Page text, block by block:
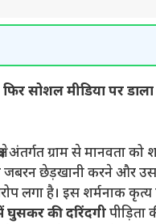
सोशल मीडिया पर
अंतर्गत ग्राम से मानवता
जबरन छेड़खानी करने और
लगा है। इस शर्मनाक कृत्य
घुसकर की दरिंदगीपीड़िता